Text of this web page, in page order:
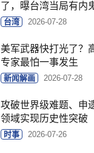
了，曝台湾当局有内
台湾 2026-07-28
美军武器快打光了？
专家最怕一事发生
新闻解画 2026-07-28
攻破世界级难题、申
领域实现历史性突破
时事 2026-07-26